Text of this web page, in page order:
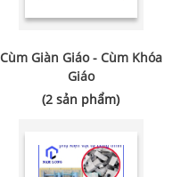
Cùm Giàn Giáo - Cùm Khóa
Giáo
(2 sản phẩm)